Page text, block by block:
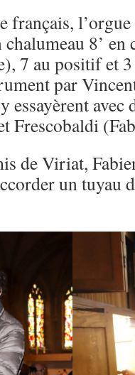
français,
8’ en
7 au positif et
par
essayèrent avec
Frescobaldi
de Viriat,
un tuyau